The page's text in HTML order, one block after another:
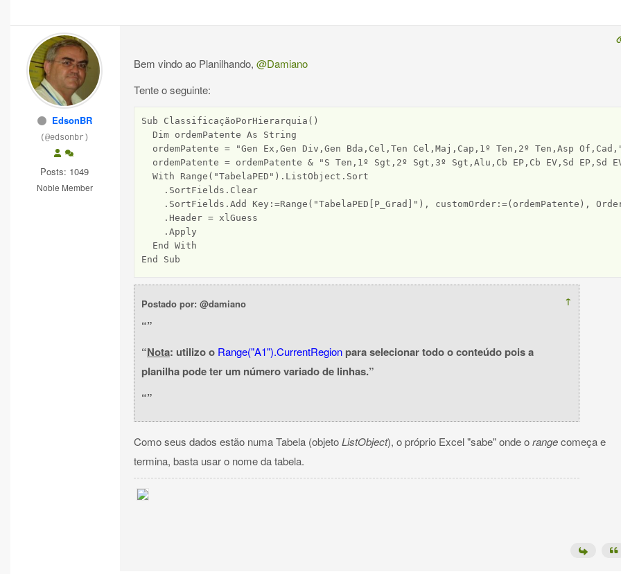
EdsonBR
(@edsonbr)
Posts: 1049
Noble Member
Bem vindo ao Planilhando, @Damiano
Tente o seguinte:
Sub ClassificaçãoPorHierarquia()
  Dim ordemPatente As String
ordemPatente = "Gen Ex,Gen Div,Gen Bda,Cel,Ten Cel,Maj,Cap,1º Ten,2º Ten,Asp
ordemPatente = ordemPatente & "S Ten,1º Sgt,2º Sgt,3º Sgt,Alu,Cb EP,Cb EV,Sd EP,Sd
  With Range("TabelaPED").ListObject.Sort
    .SortFields.Clear
.SortFields.Add Key:=Range("TabelaPED[P_Grad]"), customOrder:=(ordemPatente),
    .Header = xlGuess
    .Apply
  End With
End Sub
Postado por: @damiano ↑
Nota: utilizo o Range("A1").CurrentRegion para selecionar todo o conteúdo pois a
planilha pode ter um número variado de linhas.
Como seus dados estão numa Tabela (objetoListObject), o próprio Excel "sabe" onde orangecomeça e
termina, basta usar o nome da tabela.